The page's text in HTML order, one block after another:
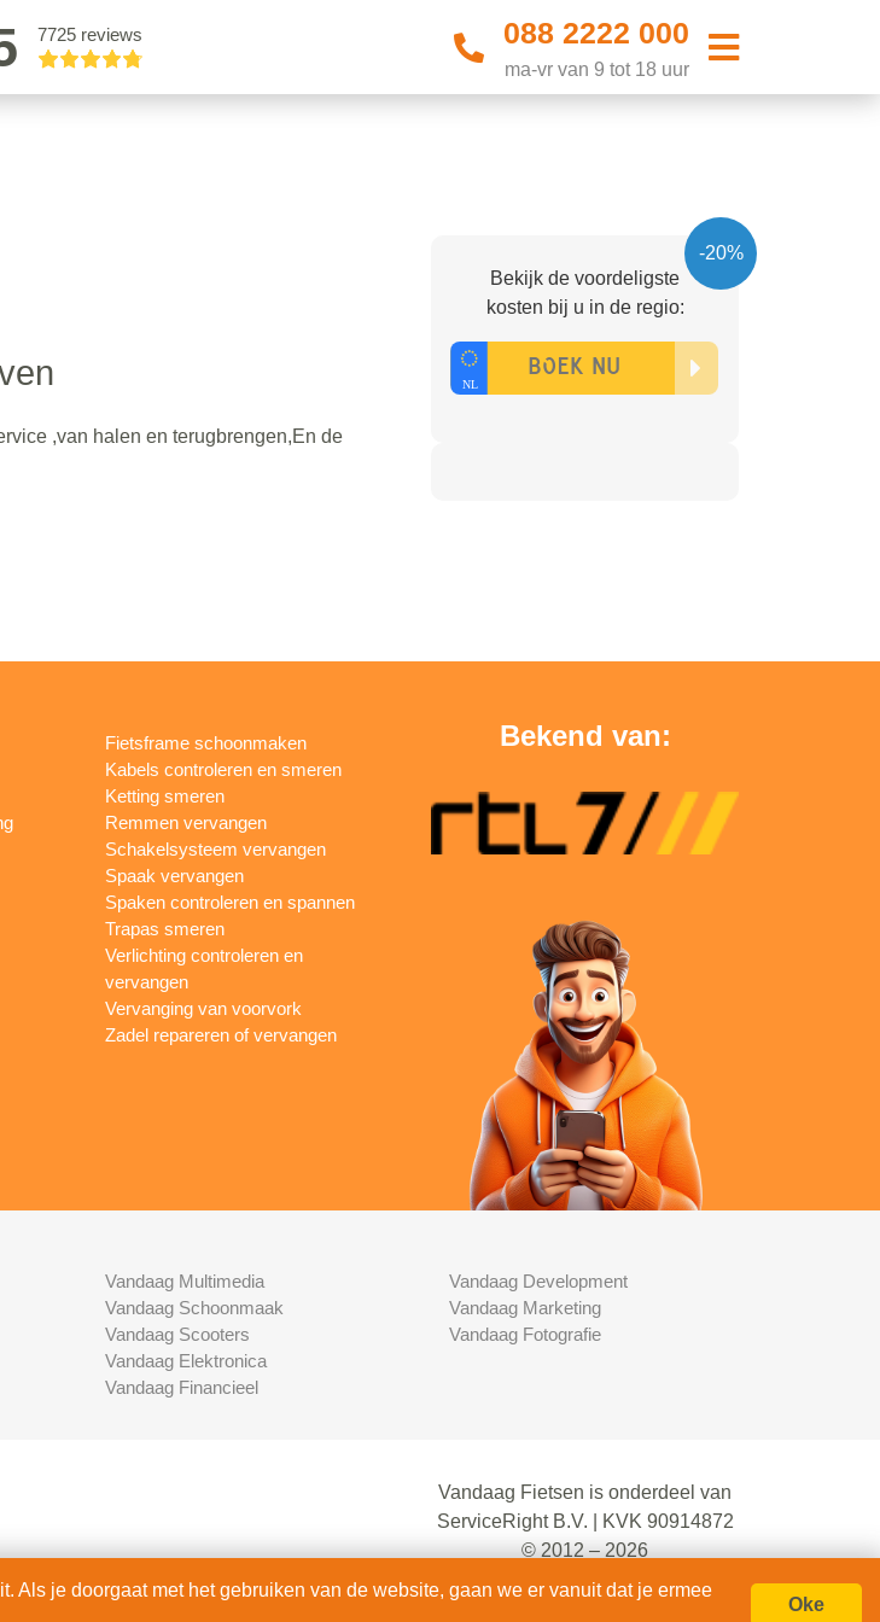
7725 reviews 088 2222 000
ma-vr van 9 tot 18 uur
,van halen en terugbrengen,En de
-20%
Bekijk de voordeligste
kosten bij u in de regio:
Fietsframe schoonmaken
Kabels controleren en smeren
Ketting smeren
Remmen vervangen
Schakelsysteem vervangen
Spaak vervangen
Spaken controleren en spannen
Trapas smeren
Verlichting controleren en
vervangen
Vervanging van voorvork
Zadel repareren of vervangen
Bekend van:
Vandaag Multimedia
Vandaag Schoonmaak
Vandaag Scooters
Vandaag Elektronica
Vandaag Financieel
Vandaag Development
Vandaag Marketing
Vandaag Fotografie
Vandaag Fietsen is onderdeel van
ServiceRight B.V. | KVK 90914872
© 2012 – 2026
alle rechten voorbehouden.
je doorgaat met het gebruiken van de website, gaan we er vanuit dat je ermee
Oke